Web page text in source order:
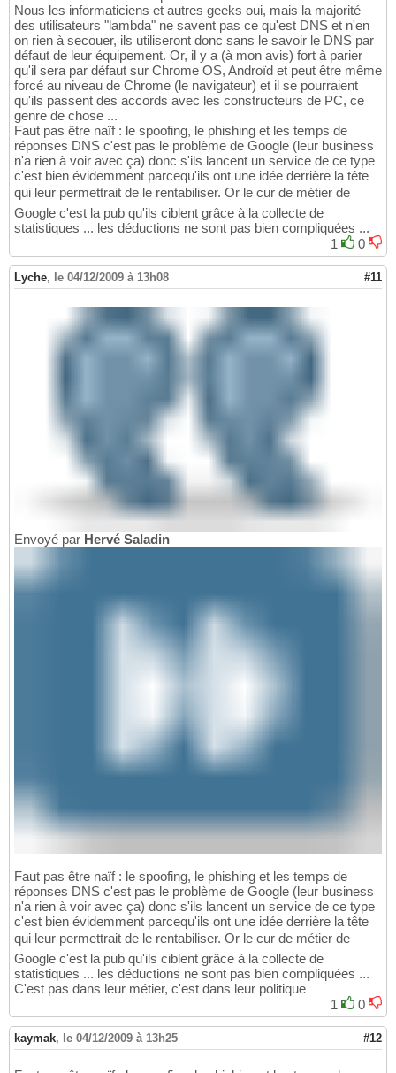
Nous les informaticiens et autres geeks oui, mais la majorité
des utilisateurs "lambda" ne savent pas ce qu'est DNS et n'en
on rien à secouer, ils utiliseront donc sans le savoir le DNS par
défaut de leur équipement. Or, il y a (à mon avis) fort à parier
qu'il sera par défaut sur Chrome OS, Androïd et peut être même
forcé au niveau de Chrome (le navigateur) et il se pourraient
qu'ils passent des accords avec les constructeurs de PC, ce
genre de chose ...
Faut pas être naïf : le spoofing, le phishing et les temps de
réponses DNS c'est pas le problème de Google (leur business
n'a rien à voir avec ça) donc s'ils lancent un service de ce type
c'est bien évidemment parcequ'ils ont une idée derrière la tête
qui leur permettrait de le rentabiliser. Or le cur de métier de
Google c'est la pub qu'ils ciblent grâce à la collecte de
statistiques ... les déductions ne sont pas bien compliquées ...
1
0
Lyche, le 04/12/2009 à 13h08 #11
Envoyé par Hervé Saladin
Faut pas être naïf : le spoofing, le phishing et les temps de
réponses DNS c'est pas le problème de Google (leur business
n'a rien à voir avec ça) donc s'ils lancent un service de ce type
c'est bien évidemment parcequ'ils ont une idée derrière la tête
qui leur permettrait de le rentabiliser. Or le cur de métier de
Google c'est la pub qu'ils ciblent grâce à la collecte de
statistiques ... les déductions ne sont pas bien compliquées ...
C'est pas dans leur métier, c'est dans leur politique
1
0
kaymak, le 04/12/2009 à 13h25 #12